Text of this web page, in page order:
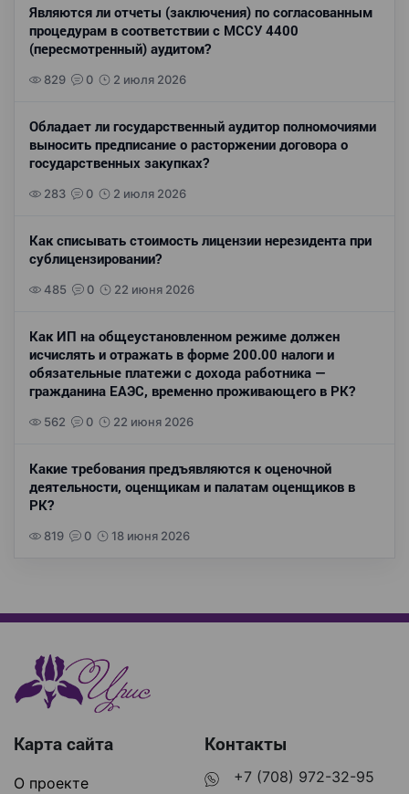
Являются ли отчеты (заключения) по согласованным
процедурам в соответствии с МССУ 4400
(пересмотренный) аудитом?
829 0 2 июля 2026
Обладает ли государственный аудитор полномочиями
выносить предписание о расторжении договора о
государственных закупках?
283 0 2 июля 2026
Как списывать стоимость лицензии нерезидента при
сублицензировании?
485 0 22 июня 2026
Как ИП на общеустановленном режиме должен
исчислять и отражать в форме 200.00 налоги и
обязательные платежи с дохода работника —
гражданина ЕАЭС, временно проживающего в РК?
562 0 22 июня 2026
Какие требования предъявляются к оценочной
деятельности, оценщикам и палатам оценщиков в
РК?
819 0 18 июня 2026
Карта сайта
О проекте
Контакты
+7 (708) 972-32-95